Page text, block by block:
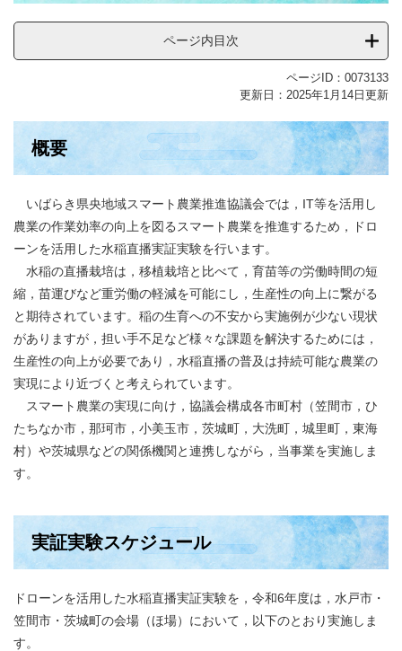
ページ内目次
ページID：0073133
更新日：2025年1月14日更新
​概要
いばらき県央地域スマート農業推進協議会では，IT等を活用し
農業の作業効率の向上を図るスマート農業を推進するため，ドロ
ーンを活用した水稲直播実証実験を行います。
水稲の直播栽培は，移植栽培と比べて，育苗等の労働時間の短
縮，苗運びなど重労働の軽減を可能にし，生産性の向上に繋がる
と期待されています。稲の生育への不安から実施例が少ない現状
がありますが，担い手不足など様々な課題を解決するためには，
生産性の向上が必要であり，水稲直播の普及は持続可能な農業の
実現により近づくと考えられています。
スマート農業の実現に向け，協議会構成各市町村（笠間市，ひ
たちなか市，那珂市，小美玉市，茨城町，大洗町，城里町，東海
村）や茨城県などの関係機関と連携しながら，当事業を実施しま
す。
実証実験スケジュール​
ドローンを活用した水稲直播実証実験を，令和6年度は，水戸市・
笠間市・茨城町の会場（ほ場）において，以下のとおり実施しま
す。